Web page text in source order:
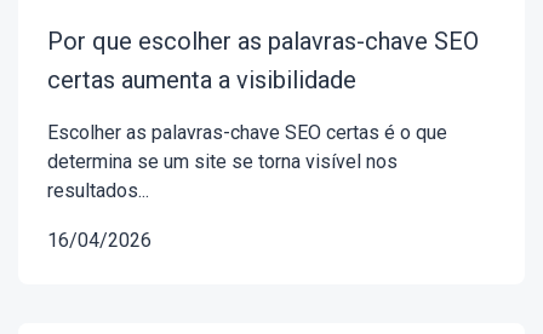
Por que escolher as palavras-chave SEO
certas aumenta a visibilidade
Escolher as palavras-chave SEO certas é o que
determina se um site se torna visível nos
resultados...
16/04/2026